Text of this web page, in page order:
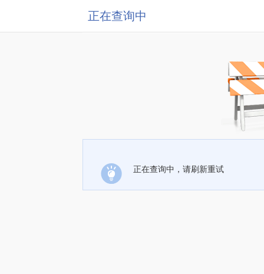
正在查询中
正在查询中，请刷新重试